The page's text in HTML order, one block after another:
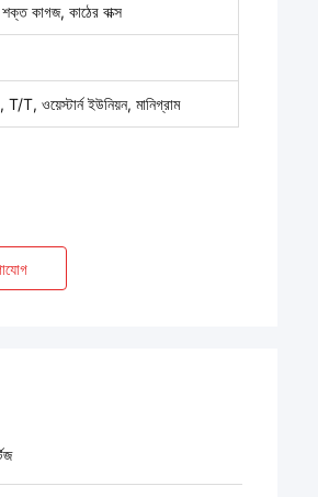
কাগজ, কাঠের বাক্স
ওয়েস্টার্ন ইউনিয়ন, মানিগ্রাম